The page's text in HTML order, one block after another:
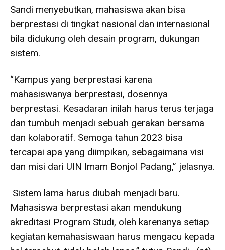
Sandi menyebutkan, mahasiswa akan bisa
berprestasi di tingkat nasional dan internasional
bila didukung oleh desain program, dukungan
sistem.
“Kampus yang berprestasi karena
mahasiswanya berprestasi, dosennya
berprestasi. Kesadaran inilah harus terus terjaga
dan tumbuh menjadi sebuah gerakan bersama
dan kolaboratif. Semoga tahun 2023 bisa
tercapai apa yang diimpikan, sebagaimana visi
dan misi dari UIN Imam Bonjol Padang,” jelasnya.
Sistem lama harus diubah menjadi baru.
Mahasiswa berprestasi akan mendukung
akreditasi Program Studi, oleh karenanya setiap
kegiatan kemahasiswaan harus mengacu kepada